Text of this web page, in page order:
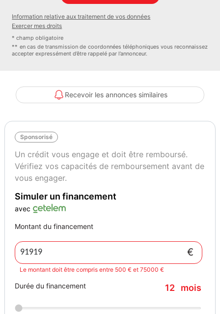
Couleur
Carpathian Grey métallisé premium
Puissance réelle
Information relative aux traitement de vos données
Exercer mes droits
* champ obligatoire
** en cas de transmission de coordonnées téléphoniques vous reconnaissez
accepter expressément d’être rappelé par l’annonceur.
Recevoir les annonces similaires
Sponsorisé
Un crédit vous engage et doit être remboursé.
Vérifiez vos capacités de remboursement avant de
vous engager.
Simuler un financement
avec
Montant du financement
€
Le montant doit être compris entre 500 € et 75000 €
Durée du financement 12 mois